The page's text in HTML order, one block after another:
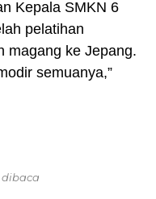
Kepala SMKN 6
pelatihan
magang ke Jepang.
semuanya,”